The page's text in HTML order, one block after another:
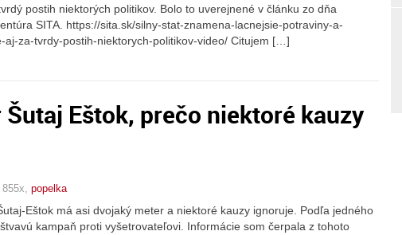
postih niektorých politikov. Bolo to uverejnené v článku zo dňa
SITA. https://sita.sk/silny-stat-znamena-lacnejsie-potraviny-a-
aj-za-tvrdy-postih-niektorych-politikov-video/ Citujem […]
Eštok, prečo niektoré kauzy
popelka
Eštok má asi dvojaký meter a niektoré kauzy ignoruje. Podľa jedného
kampaň proti vyšetrovateľovi. Informácie som čerpala z tohoto